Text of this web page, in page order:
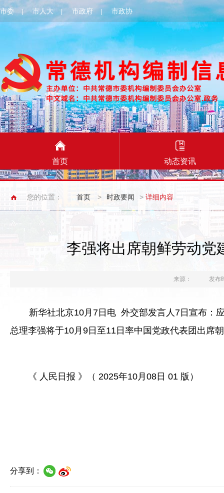
市委 市人大 市政府 市政协
首页 动态资讯
您的位置： 首页 > 时政要闻 > 详细内容
李强将出席朝鲜劳动党
来源： 发布
新华社北京10月7日电 外交部发言人7日宣布：应
总理李强将于10月9日至11日率中国党政代表团出席
《 人民日报 》（ 2025年10月08日 01 版）
分享到：